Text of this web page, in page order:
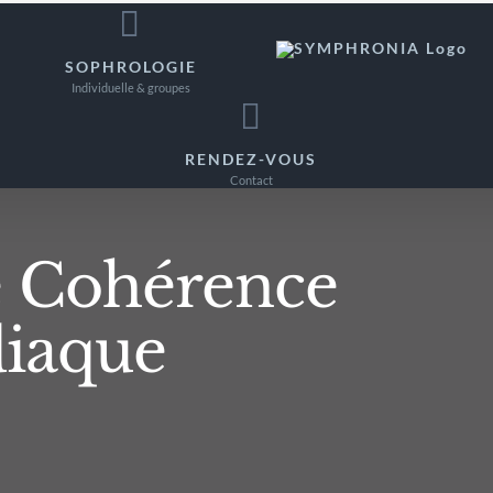
SOPHROLOGIE
Individuelle & groupes
RENDEZ-VOUS
Contact